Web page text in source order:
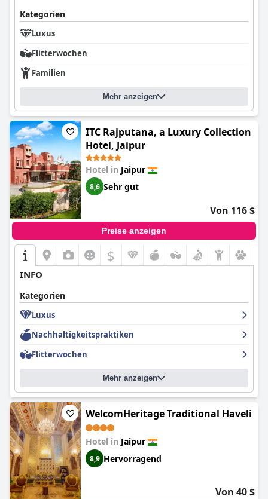
Kategorien
Luxus
Flitterwochen
Familien
Mehr anzeigen
ITC Rajputana, a Luxury Collection
Hotel, Jaipur
Hotel in Jaipur
8,6 Sehr gut
Von 116 $
Preise anzeigen
$
INFO
Kategorien
Luxus
Nachhaltigkeitspraktiken
Flitterwochen
Mehr anzeigen
WelcomHeritage Traditional Haveli
Hotel in Jaipur
8,9 Hervorragend
Von 40 $